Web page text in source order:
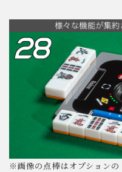
※画像の点棒はオプションの